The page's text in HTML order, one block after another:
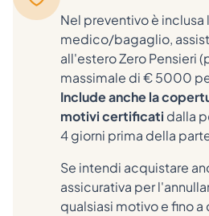
Nel preventivo è inclusa
medico/bagaglio,
all'estero Zero Pensieri
massimale di € 5000
Include anche la
motivi certificati dalla
4 giorni prima della
Se intendi acquistare
assicurativa per
qualsiasi motivo e fino